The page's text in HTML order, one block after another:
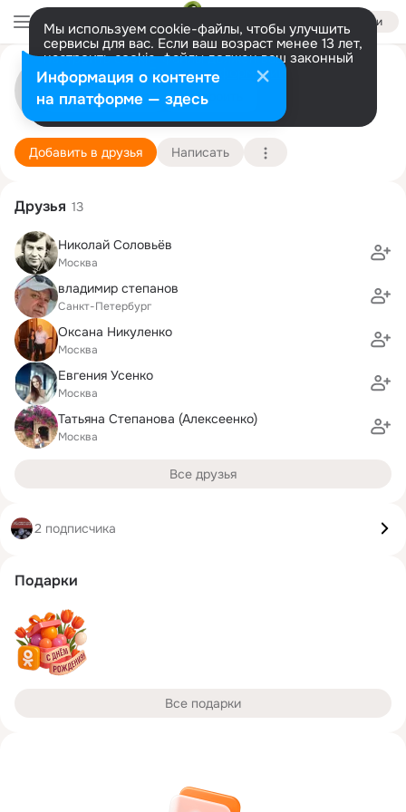
Войти
Мы используем cookie-файлы, чтобы улучшить
сервисы для вас. Если ваш возраст менее 13 лет,
настроить cookie-файлы должен ваш законный
представитель. Больше информации
Разрешить все Настроить
Вита Степанова
Москва 4 мая (38 лет) Подробнее
Добавить в друзья Написать
Друзья 13
Николай Соловьёв
Москва
владимир степанов
Санкт-Петербург
Оксана Никуленко
Москва
Евгения Усенко
Москва
Татьяна Степанова (Алексеенко)
Москва
Все друзья
2 подписчика
Подарки
Все подарки
Информация о контенте
на платформе — здесь